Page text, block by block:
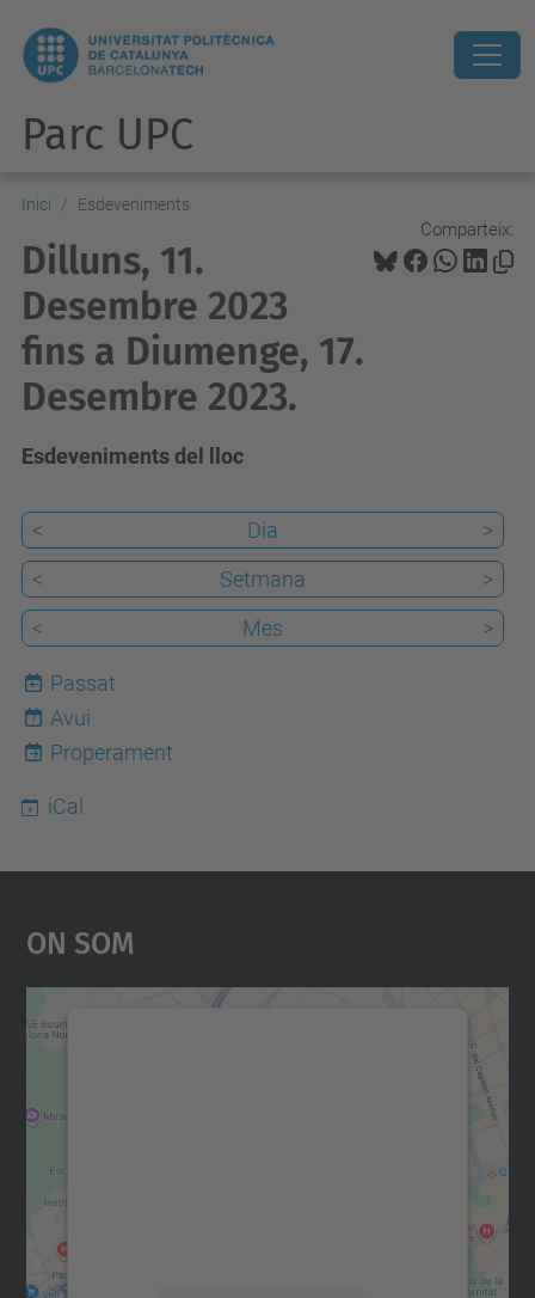
Parc UPC
Inici Esdeveniments
Comparteix:
Dilluns, 11.
Desembre 2023
fins a Diumenge, 17.
Desembre 2023.
Esdeveniments del lloc
< Dia
>
<
Setmana
>
<
Mes >
Passat
7
Avui
Properament
iCal
On Som